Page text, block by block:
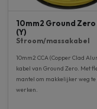
10mm2 Ground Zero
(Y)
Stroom/massakabel
10mm2 CCA (Copper Clad
kabel van Ground Zero. Met
mantel om makkelijker weg te
werken.